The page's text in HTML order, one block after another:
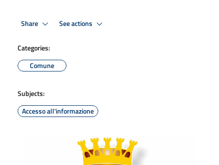
Share See actions
Categories:
Comune
Subjects:
Accesso all'informazione